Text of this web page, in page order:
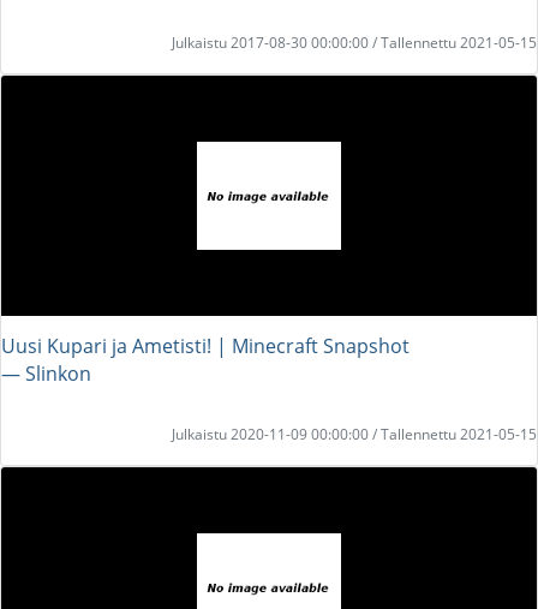
Julkaistu 2017-08-30 00:00:00 / Tallennettu 2021-05-15
Uusi Kupari ja Ametisti! | Minecraft Snapshot
― Slinkon
Julkaistu 2020-11-09 00:00:00 / Tallennettu 2021-05-15